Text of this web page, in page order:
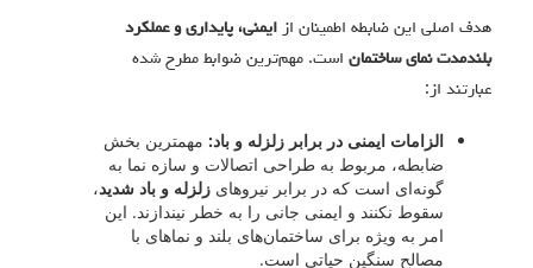
هدف اصلی این ضابطه اطمینان از ایمنی، پایداری و عملکرد
بلندمدت نمای ساختمان است. مهم‌ترین ضوابط مطرح شده
عبارتند از:
الزامات ایمنی در برابر زلزله و باد: مهمترین بخش
ضابطه، مربوط به طراحی اتصالات و سازه نما به
گونه‌ای است که در برابر نیروهای زلزله و باد شدید،
سقوط نکنند و ایمنی جانی را به خطر نیندازند. این
امر به ویژه برای ساختمان‌های بلند و نماهای با
مصالح سنگین حیاتی است.